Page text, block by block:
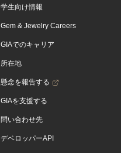
学生向け情報
Gem & Jewelry Careers
GIAでのキャリア
所在地
懸念を報告する
GIAを支援する
問い合わせ先
デベロッパーAPI